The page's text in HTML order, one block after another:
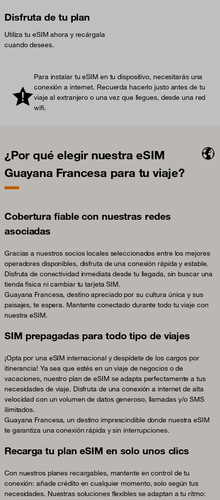
Disfruta de tu plan
Utiliza tu eSIM ahora y recárgala
cuando desees.
Para instalar tu eSIM en tu dispositivo, necesitarás una
conexión a internet. Recuerda hacerlo justo antes de tu
viaje al extranjero o una vez que llegues, desde una red
wifi.
¿Por qué elegir nuestra eSIM
Guayana Francesa para tu viaje?
Cobertura fiable con nuestras redes
asociadas
Gracias a nuestros socios locales seleccionados entre los mejores
operadores disponibles, disfruta de una conexión rápida y estable.
Disfruta de conectividad inmediata desde tu llegada, sin buscar una
tienda física ni cambiar tu tarjeta SIM.
Guayana Francesa, destino apreciado por su cultura única y sus
paisajes, te espera. Mantente conectado durante todo tu viaje con
nuestra eSIM.
SIM prepagadas para todo tipo de viajes
¡Opta por una eSIM internacional y despídete de los cargos por
itinerancia! Ya sea que estés en un viaje de negocios o de
vacaciones, nuestro plan de eSIM se adapta perfectamente a tus
necesidades de viaje. Disfruta de una conexión a internet de alta
velocidad con un volumen de datos generoso, llamadas y/o SMS
ilimitados.
Guayana Francesa, un destino imprescindible donde nuestra eSIM
te garantiza una conexión rápida y sin interrupciones.
Recarga tu plan eSIM en solo unos clics
Con nuestros planes recargables, mantente en control de tu
conexión: añade crédito en cualquier momento, solo según tus
necesidades. Nuestras soluciones flexibles se adaptan a tu ritmo: